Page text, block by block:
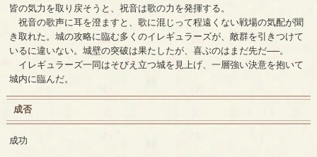
皆の気力を取り戻そうと、祝音は歌の力を発揮する。
祝音の歌声に耳を澄ますと、歌に混じって程遠くない戦場の気配が聞
き取れた。城の攻略に臨む多くのイレギュラーズが、敵群を引きつけて
いるに違いない。城壁の突破は果たしたが、喜ぶのはまだ先だ──。
イレギュラーズ一同はそびえ立つ城を見上げ、一層強い決意を抱いて
城内に臨んだ。
成否
成功